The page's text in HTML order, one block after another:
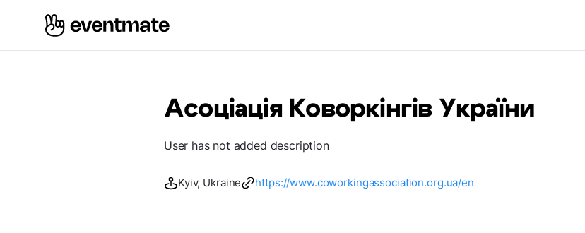
Асоціація Коворкінгів України
User has not added description
Kyiv, Ukraine https://www.coworkingassociation.org.ua/en